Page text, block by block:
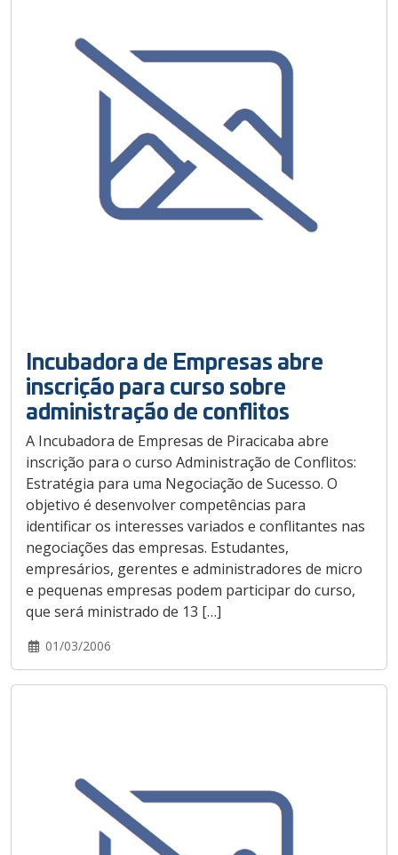
Incubadora de Empresas abre
inscrição para curso sobre
administração de conflitos
A Incubadora de Empresas de Piracicaba abre
inscrição para o curso Administração de Conflitos:
Estratégia para uma Negociação de Sucesso. O
objetivo é desenvolver competências para
identificar os interesses variados e conflitantes nas
negociações das empresas. Estudantes,
empresários, gerentes e administradores de micro
e pequenas empresas podem participar do curso,
que será ministrado de 13 […]
01/03/2006